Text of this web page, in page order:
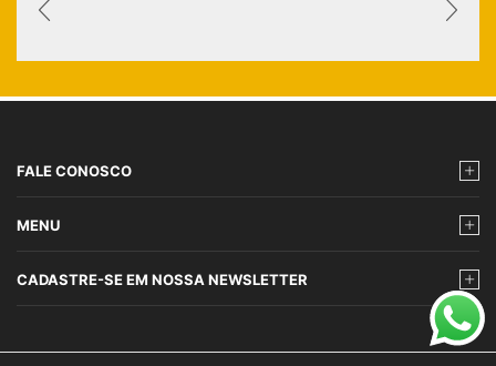
FALE CONOSCO
MENU
CADASTRE-SE EM NOSSA NEWSLETTER